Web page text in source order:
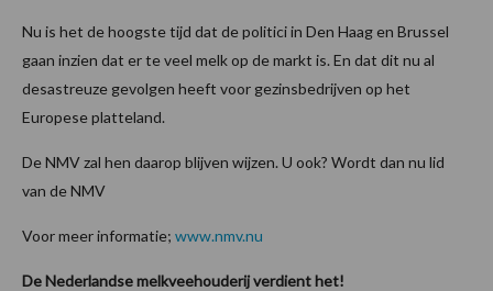
Nu is het de hoogste tijd dat de politici in Den Haag en Brussel
gaan inzien dat er te veel melk op de markt is. En dat dit nu al
desastreuze gevolgen heeft voor gezinsbedrijven op het
Europese platteland.
De NMV zal hen daarop blijven wijzen. U ook? Wordt dan nu lid
van de NMV
Voor meer informatie; www.nmv.nu
De Nederlandse melkveehouderij verdient het!